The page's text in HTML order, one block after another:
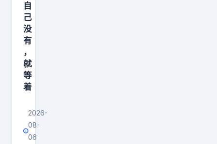
自
己
没
有
，
就
等
着
2026-
08-
06